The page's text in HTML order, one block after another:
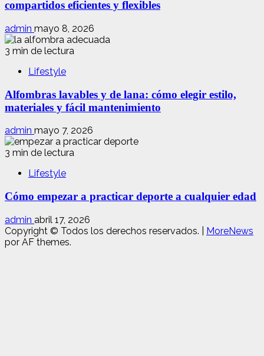
compartidos eficientes y flexibles
admin mayo 8, 2026
3 min de lectura
Lifestyle
Alfombras lavables y de lana: cómo elegir estilo,
materiales y fácil mantenimiento
admin mayo 7, 2026
3 min de lectura
Lifestyle
Cómo empezar a practicar deporte a cualquier edad
admin abril 17, 2026
Copyright © Todos los derechos reservados.
MoreNews
por AF themes.